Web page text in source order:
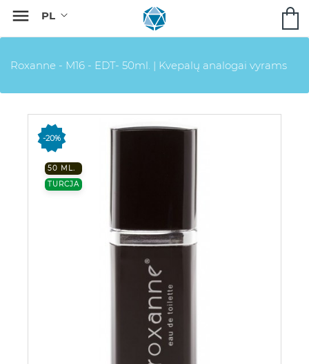

Roxanne - M16 - EDT- 50ml. | Kvepalų analogai vyrams
-20%
50 ML.
TURCJA